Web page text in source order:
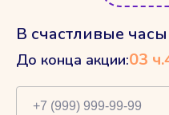
В счастливые
До конца акции:03 ч.